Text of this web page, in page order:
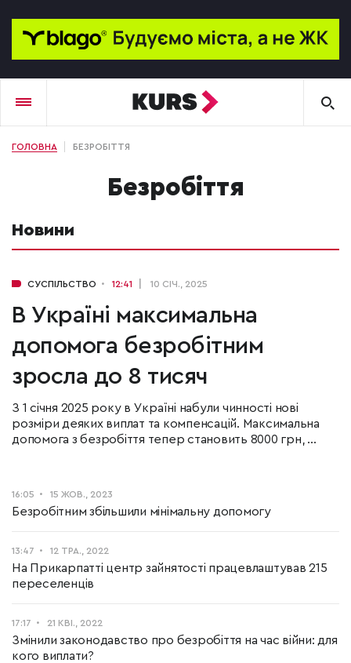
ГОЛОВНА БЕЗРОБІТТЯ
безробіття
Новини
СУСПІЛЬСТВО 12:41 10 СІЧ., 2025
В Україні максимальна
допомога безробітним
зросла до 8 тисяч
З 1 січня 2025 року в Україні набули чинності нові
розміри деяких виплат та компенсацій. Максимальна
допомога з безробіття тепер становить 8000 грн, ...
16:05 15 ЖОВ., 2023
Безробітним збільшили мінімальну допомогу
13:47 12 ТРА., 2022
На Прикарпатті центр зайнятості працевлаштував 215
переселенців
17:17 21 КВІ., 2022
Змінили законодавство про безробіття на час війни: для
кого виплати?